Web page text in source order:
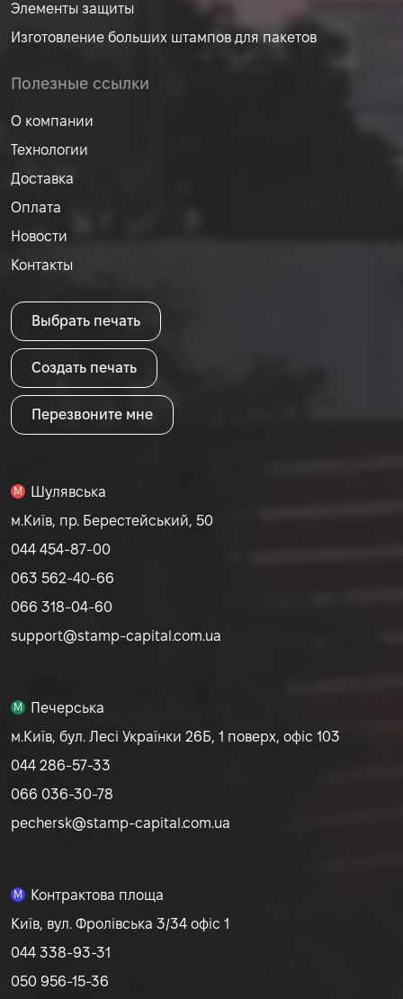
Элементы защиты
Изготовление больших штампов для пакетов
Полезные ссылки
О компании
Технологии
Доставка
Оплата
Новости
Контакты
Выбрать печать
Создать печать
Перезвоните мне
M
Шулявська
м.Київ, пр. Берестейський, 50
044 454-87-00
063 562-40-66
066 318-04-60
support@stamp-capital.com.ua
M
Печерська
м.Київ, бул. Лесі Українки 26Б, 1 поверх, офіс 103
044 286-57-33
066 036-30-78
pechersk@stamp-capital.com.ua
M
Контрактова площа
Київ, вул. Фролівська 3/34 офіс 1
044 338-93-31
050 956-15-36